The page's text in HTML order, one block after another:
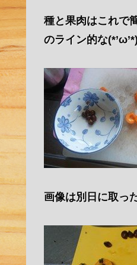
種と果肉はこれで
のライン的な(*’ω’*)
画像は別日に取っ